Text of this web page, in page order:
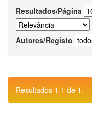
Resultados/Página
Autores/Registo
Resultados 1-1 de 1.